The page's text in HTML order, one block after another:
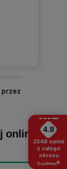
się, że
:)
online -4.8
2548 opinii
z całego
okresu